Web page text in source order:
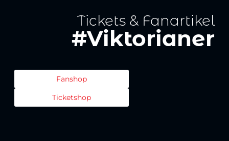
Tickets & Fanartikel
#Viktorianer
Fanshop
Ticketshop